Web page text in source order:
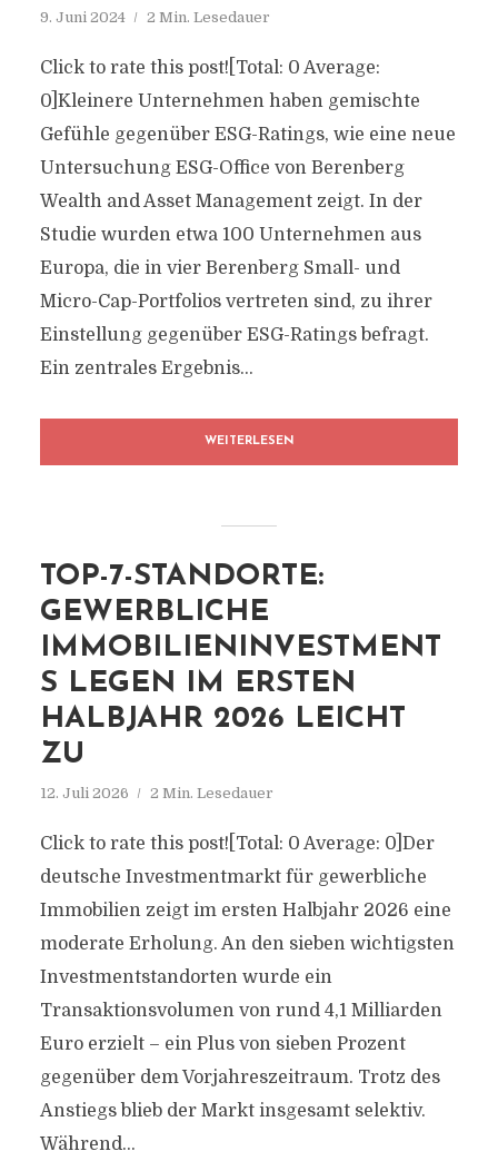
9. Juni 2024 2 Min. Lesedauer
Click to rate this post![Total: 0 Average:
0]Kleinere Unternehmen haben gemischte
Gefühle gegenüber ESG-Ratings, wie eine neue
Untersuchung ESG-Office von Berenberg
Wealth and Asset Management zeigt. In der
Studie wurden etwa 100 Unternehmen aus
Europa, die in vier Berenberg Small- und
Micro-Cap-Portfolios vertreten sind, zu ihrer
Einstellung gegenüber ESG-Ratings befragt.
Ein zentrales Ergebnis...
WEITERLESEN
TOP-7-STANDORTE:
GEWERBLICHE
IMMOBILIENINVESTMENT
S LEGEN IM ERSTEN
HALBJAHR 2026 LEICHT
ZU
12. Juli 2026 2 Min. Lesedauer
Click to rate this post![Total: 0 Average: 0]Der
deutsche Investmentmarkt für gewerbliche
Immobilien zeigt im ersten Halbjahr 2026 eine
moderate Erholung. An den sieben wichtigsten
Investmentstandorten wurde ein
Transaktionsvolumen von rund 4,1 Milliarden
Euro erzielt – ein Plus von sieben Prozent
gegenüber dem Vorjahreszeitraum. Trotz des
Anstiegs blieb der Markt insgesamt selektiv.
Während...